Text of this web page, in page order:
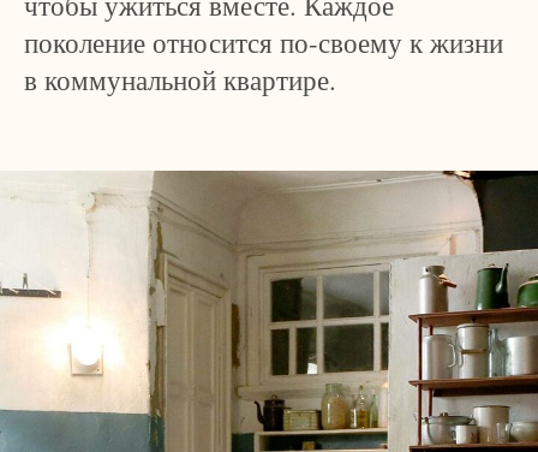
поколение относится по-своему к жизни
в коммунальной квартире.